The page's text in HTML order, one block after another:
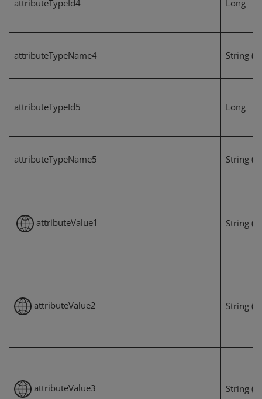
attributeTypeId4 Long
attributeTypeName4 String
attributeTypeId5 Long
attributeTypeName5 String
attributeValue1 String
attributeValue2 String
attributeValue3 String